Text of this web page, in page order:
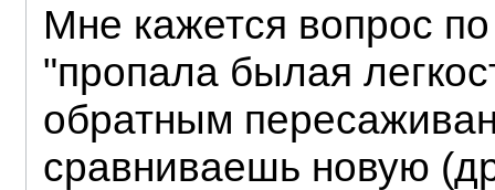
Мне кажется вопрос
"пропала былая
обратным
сравниваешь новую